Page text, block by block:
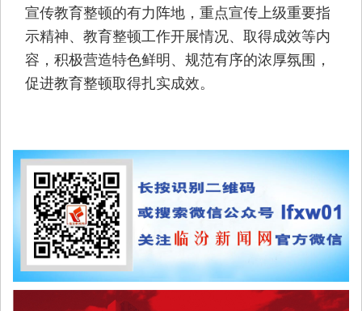
宣传教育整顿的有力阵地，重点宣传上级重要指
示精神、教育整顿工作开展情况、取得成效等内
容，积极营造特色鲜明、规范有序的浓厚氛围，
促进教育整顿取得扎实成效。